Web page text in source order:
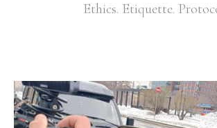
Ethics. Etiquette.